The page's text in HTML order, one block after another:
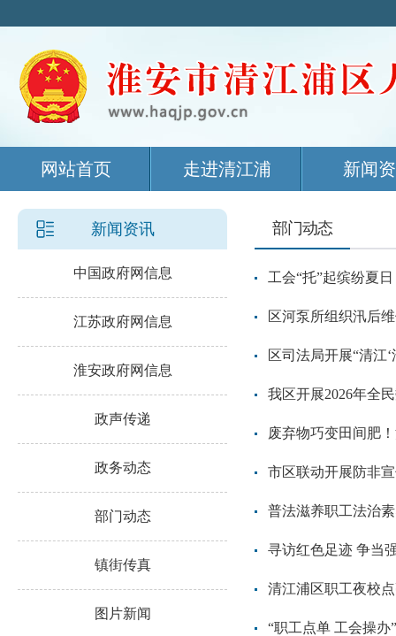
网站首页 走进清江浦 新闻
新闻资讯
中国政府网信息
江苏政府网信息
淮安政府网信息
政声传递
政务动态
部门动态
镇街传真
图片新闻
部门动态
工会“托”起缤纷夏
区河泵所组织汛后
区司法局开展“清江
我区开展2026年全
废弃物巧变田间肥
市区联动开展防非
普法滋养职工法治
寻访红色足迹 争当
清江浦区职工夜校
“职工点单 工会操